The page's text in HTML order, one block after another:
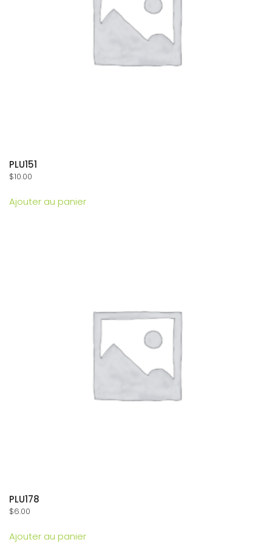
PLU151
$10.00
Ajouter au panier
PLU178
$6.00
Ajouter au panier